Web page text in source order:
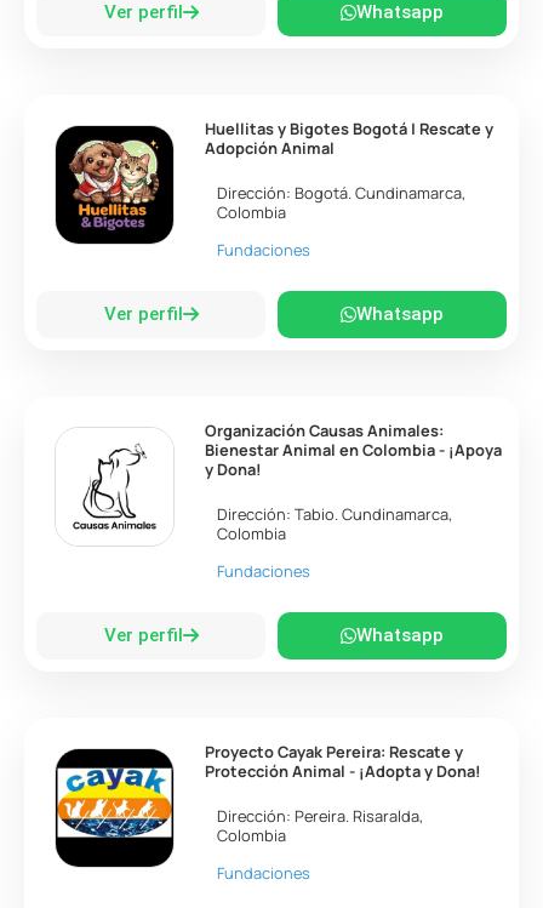
Ver perfil Whatsapp
Huellitas y Bigotes Bogotá | Rescate y
Adopción Animal
Dirección: Bogotá.Cundinamarca,
Colombia
Fundaciones
Ver perfil Whatsapp
Organización Causas Animales:
Bienestar Animal en Colombia - ¡Apoya
y Dona!
Dirección:Tabio.Cundinamarca,
Colombia
Fundaciones
Ver perfil Whatsapp
Proyecto Cayak Pereira: Rescate y
Protección Animal - ¡Adopta y Dona!
Dirección: Pereira. Risaralda,
Colombia
Fundaciones